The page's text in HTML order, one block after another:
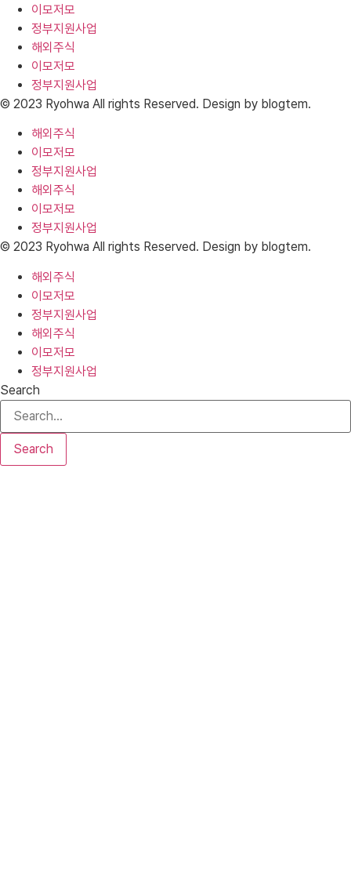
이모저모
정부지원사업
해외주식
이모저모
정부지원사업
© 2023 Ryohwa All rights Reserved. Design by blogtem.
해외주식
이모저모
정부지원사업
해외주식
이모저모
정부지원사업
© 2023 Ryohwa All rights Reserved. Design by blogtem.
해외주식
이모저모
정부지원사업
해외주식
이모저모
정부지원사업
Search
Search